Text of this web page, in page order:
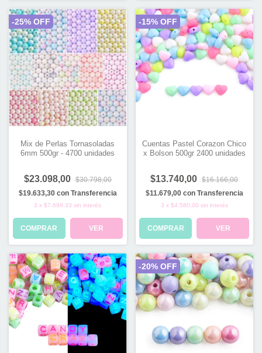
Mix de Perlas Tornasoladas
6mm 500gr - 4700 unidades
-25% OFF
$23.098,00 $30.798,00
$19.633,30 con Transferencia
3 x$7.699,33 sin interés
COMPRAR VER
Cuentas Pastel Corazon Chico
x Bolson 500gr 2400 unidades
-15% OFF
$13.740,00 $16.166,00
$11.679,00 con Transferencia
3 x $4.580,00 sin interés
COMPRAR VER
-20% OFF